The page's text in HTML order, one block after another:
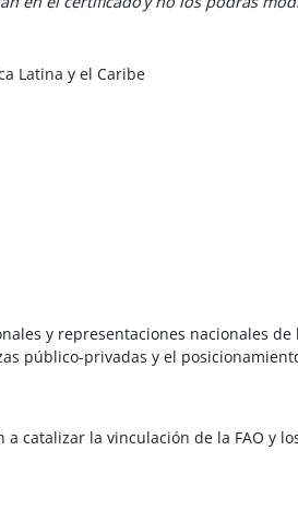
Latina y el Caribe
y representaciones nacionales
público-privadas y el
catalizar la vinculación de la FAO y